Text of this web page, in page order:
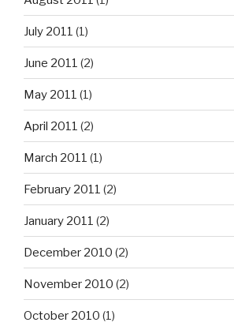
July 2011 (1)
June 2011 (2)
May 2011 (1)
April 2011 (2)
March 2011 (1)
February 2011 (2)
January 2011 (2)
December 2010 (2)
November 2010 (2)
October 2010 (1)